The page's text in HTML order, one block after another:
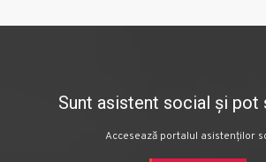
Sunt asistent social și pot
Accesează portalul asistenților